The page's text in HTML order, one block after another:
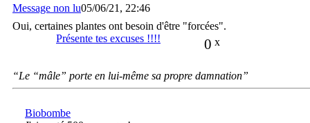
Message non lu05/06/21, 22:46
Oui, certaines plantes ont besoin d'être "forcées".
0 x
Présente tes excuses !!!!
“Le “mâle” porte en lui-même sa propre damnation”
Biobombe